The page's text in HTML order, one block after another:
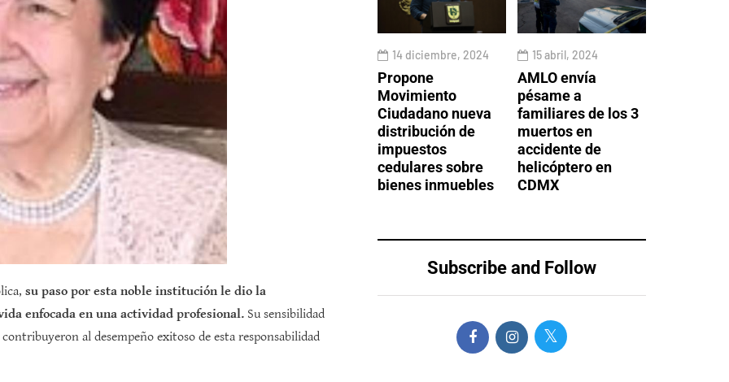
su paso por esta noble institución le dio la
enfocada en una actividad profesional. Su sensibilidad
al desempeño exitoso de esta responsabilidad
14 diciembre, 2024
Propone
Movimiento
Ciudadano nueva
distribución de
impuestos
cedulares sobre
bienes inmuebles
15 abril, 2024
AMLO envía
pésame a
familiares de los 3
muertos en
accidente de
helicóptero en
CDMX
Subscribe and Follow